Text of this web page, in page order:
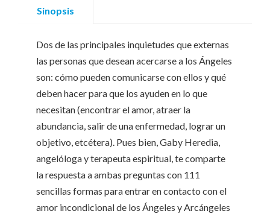
Sinopsis
Dos de las principales inquietudes que externas
las personas que desean acercarse a los Ángeles
son: cómo pueden comunicarse con ellos y qué
deben hacer para que los ayuden en lo que
necesitan (encontrar el amor, atraer la
abundancia, salir de una enfermedad, lograr un
objetivo, etcétera). Pues bien, Gaby Heredia,
angelóloga y terapeuta espiritual, te comparte
la respuesta a ambas preguntas con 111
sencillas formas para entrar en contacto con el
amor incondicional de los Ángeles y Arcángeles